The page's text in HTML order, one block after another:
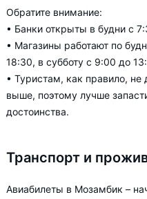
Обратите внимание:
• Банки открыты в будни с
• Магазины работают по
18:30, в субботу с 9:00 до
• Туристам, как правило,
выше, поэтому лучше
достоинства.
Транспорт и
Авиабилеты в Мозамбик –